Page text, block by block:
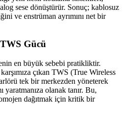
sese dönüştürür. Sonuç; kablosuz
ve enstrüman ayrımını net bir
Gücü
en büyük sebebi pratikliktir.
çıkan TWS (True Wireless
tek bir merkezden yöneterek
yaratmanıza olanak tanır. Bu,
dağıtmak için kritik bir